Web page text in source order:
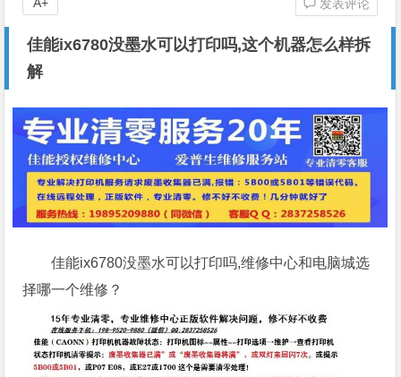
佳能ix6780没墨水可以打印吗,这个机器怎么样拆
解
发表评论
佳能ix6780没墨水可以打印吗,维修中心和电脑城选
择哪一个维修？